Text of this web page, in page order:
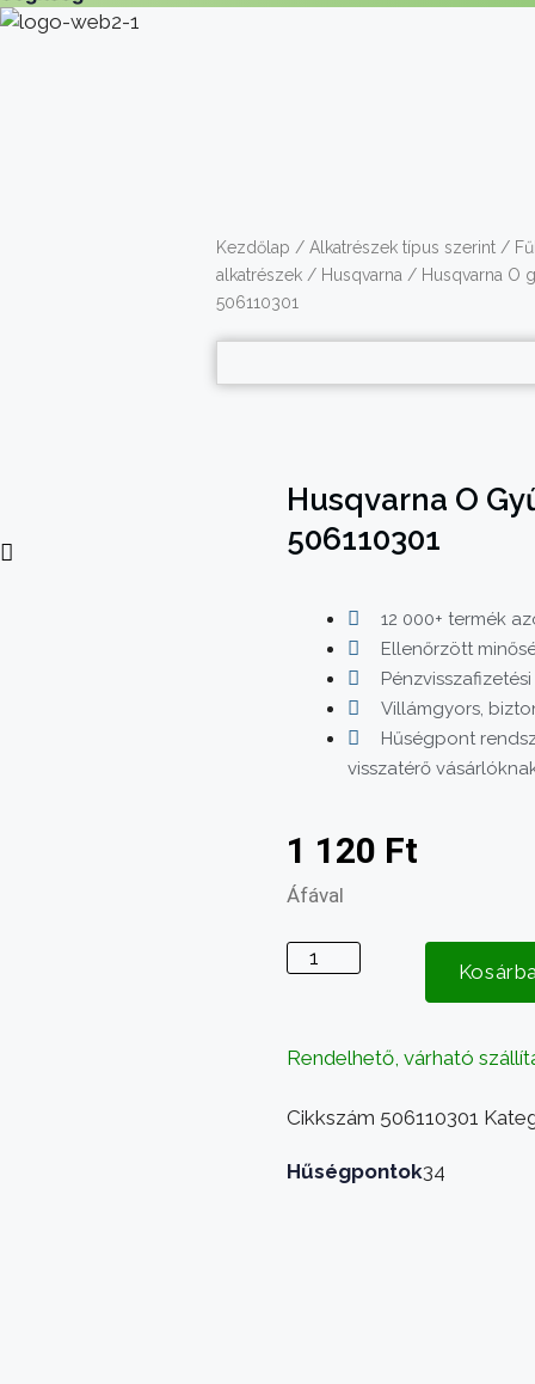
Kezdőlap / Alkatrészek típus szerint /
alkatrészek / Husqvarna / Husqvarna O
506110301
Husqvarna O
506110301
12 000+ termék
Ellenőrzött
Villámgyors,
Hűségpont
visszatérő
1 120 Ft
Áfával
Husqvarna
mennyiség
Rendelhető, várható
Cikkszám 506110301
Hűségpontok34